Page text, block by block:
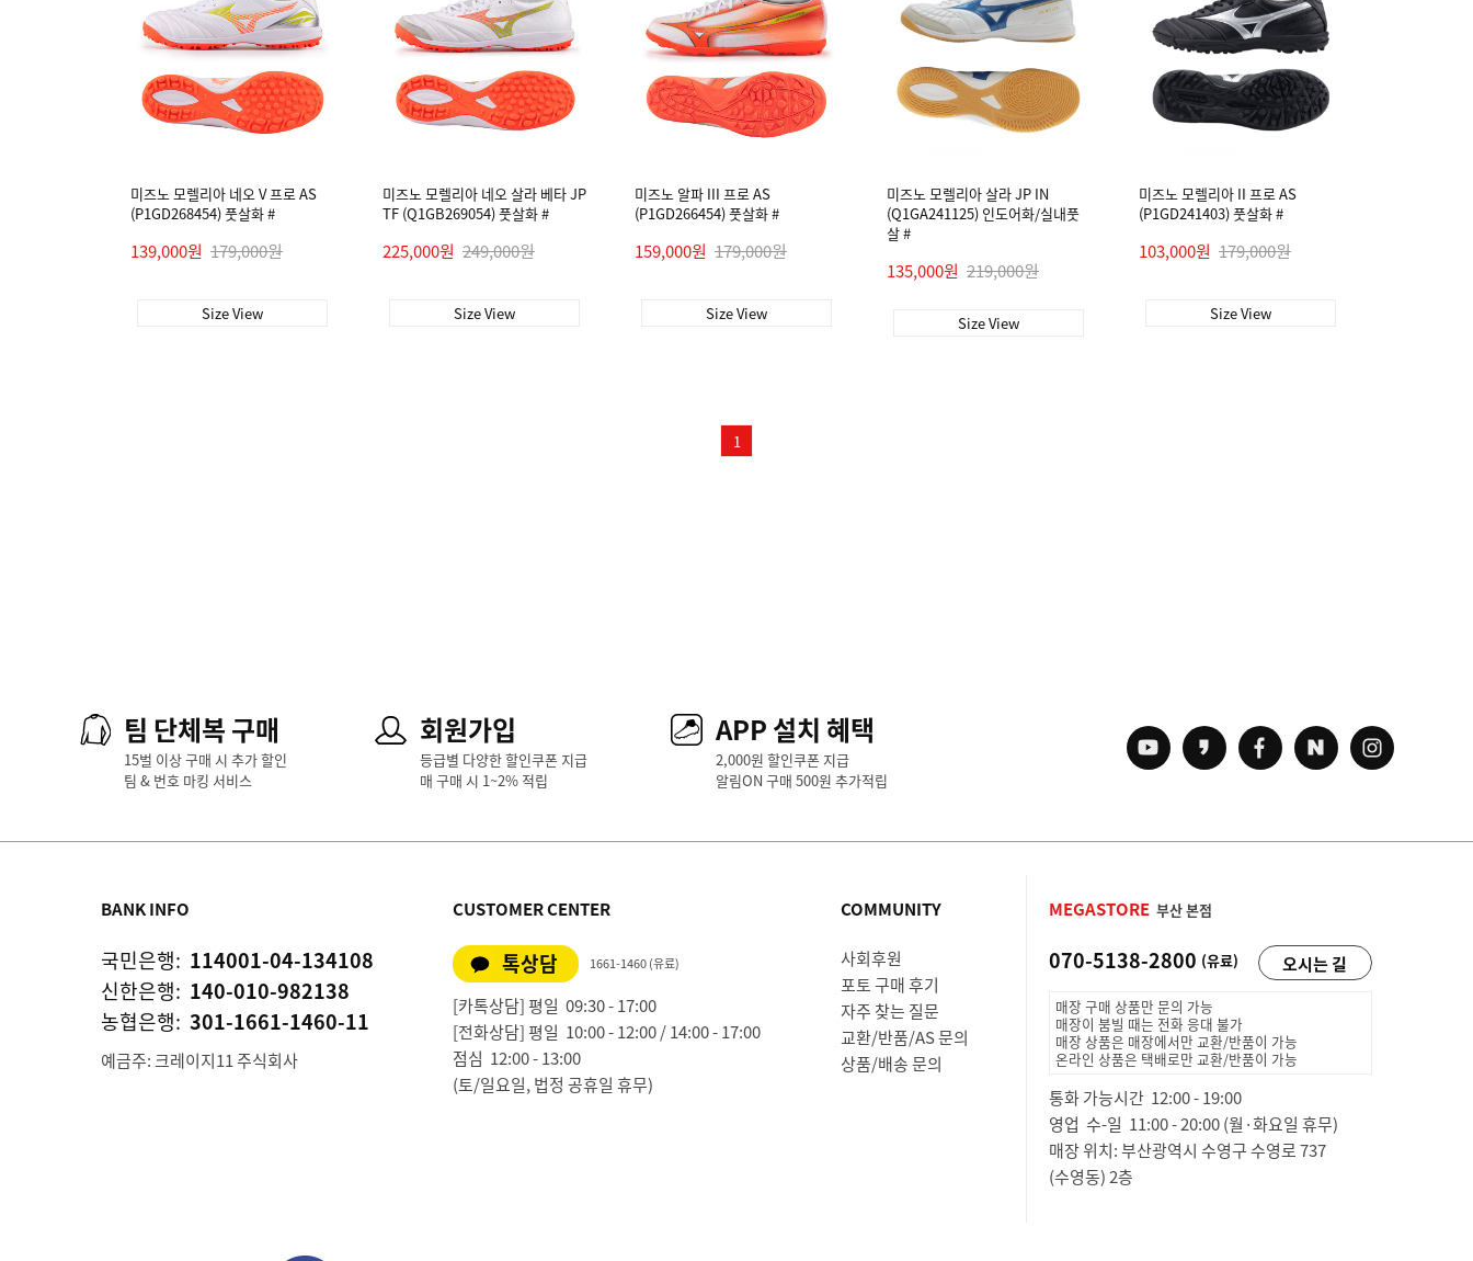
미즈노 모렐리아 네오 V 프로 AS
(P1GD268454) 풋살화 #
139,000원 179,000원
Size View
미즈노 모렐리아 네오 살라 베타 JP
TF (Q1GB269054) 풋살화 #
225,000원 249,000원
Size View
미즈노 알파 III 프로 AS
(P1GD266454) 풋살화 #
159,000원 179,000원
Size View
미즈노 모렐리아 살라 JP IN
(Q1GA241125) 인도어화/실내풋
살 #
135,000원 219,000원
Size View
미즈노 모렐리아 II 프로 AS
(P1GD241403) 풋살화 #
103,000원 179,000원
Size View
1
팀 단체복 구매
15벌 이상 구매 시 추가 할인
팀 & 번호 마킹 서비스
회원가입
등급별 다양한 할인쿠폰 지급
매 구매 시 1~2% 적립
APP 설치 혜택
2,000원 할인쿠폰 지급
알림ON 구매 500원 추가적립
BANK INFO
국민은행: 114001-04-134108
신한은행: 140-010-982138
농협은행: 301-1661-1460-11
예금주: 크레이지11 주식회사
CUSTOMER CENTER
톡상담 1661-1460 (유료)
[카톡상담] 평일 09:30 - 17:00
[전화상담] 평일 10:00 - 12:00 / 14:00 - 17:00
점심 12:00 - 13:00
(토/일요일, 법정 공휴일 휴무)
COMMUNITY
사회후원
포토 구매 후기
자주 찾는 질문
교환/반품/AS 문의
상품/배송 문의
MEGASTORE 부산 본점
070-5138-2800 (유료) 오시는 길
매장 구매 상품만 문의 가능
매장이 붐빌 때는 전화 응대 불가
매장 상품은 매장에서만 교환/반품이 가능
온라인 상품은 택배로만 교환/반품이 가능
통화 가능시간 12:00 - 19:00
영업 수-일 11:00 - 20:00 (월·화요일 휴무)
매장 위치: 부산광역시 수영구 수영로 737
(수영동) 2층